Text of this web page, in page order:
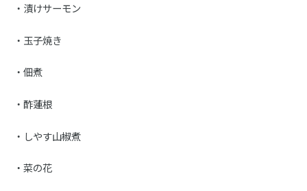
・漬けサーモン
・玉子焼き
・佃煮
・酢蓮根
・しやす山椒煮
・菜の花